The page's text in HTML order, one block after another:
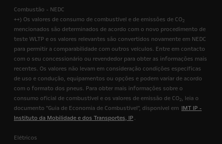
Combustão - NEDC
++) Os valores de consumo de combustível e de emissões de CO2
mencionados são determinados de acordo com o novo procedimento de
teste WLTP e os valores relevantes são convertidos novamente em NEDC
para permitir a comparabilidade com outros veículos. Entre em contacto
com o seu concessionário ou revendedor para obter as informações mais
recentes. Os valores não levam em consideração condições específicas
de uso e condução, equipamentos ou opções e podem variar de acordo
com o formato dos pneus. Para obter mais informações sobre o
consumo oficial de combustível e os valores de emissão de CO2, leia o
documento "Guia de Economia de Combustível", disponível em IMT IP -
Instituto da Mobilidade e dos Transportes, IP .
Elétricos